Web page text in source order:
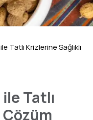
Tatlı Krizlerine Sağlıklı
ile Tatlı
Çözüm